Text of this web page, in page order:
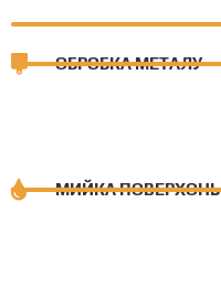
ОБРОБКА МЕТАЛУ
МИЙКА ПОВЕРХОНЬ